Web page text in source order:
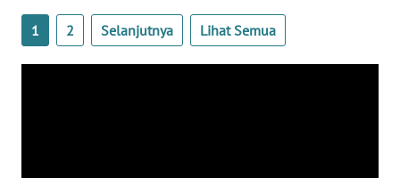
1 2 Selanjutnya Lihat Semua